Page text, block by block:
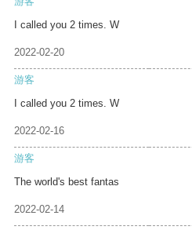
I called you 2 times. W
2022-02-20
游客
I called you 2 times. W
2022-02-16
游客
The world's best fantas
2022-02-14